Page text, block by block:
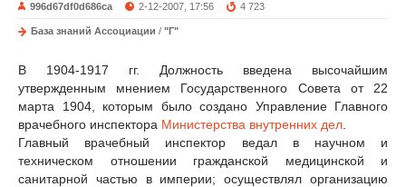
996d67df0d686ca 2-12-2007, 17:56 4 723
База знаний Ассоциации / "Г"
В 1904-1917 гг. Должность введена высочайшим
утвержденным мнением Государственного Совета от 22
марта 1904, которым было создано Управление Главного
врачебного инспектора Министерства внутренних дел
Главный врачебный инспектор ведал в научном и
техническом отношении гражданской медицинской и
санитарной частью в империи; осуществлял организацию